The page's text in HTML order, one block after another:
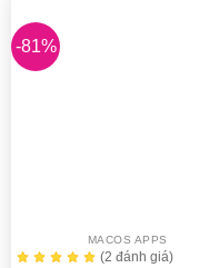
-81%
MACOS APPS
(2 đánh giá)